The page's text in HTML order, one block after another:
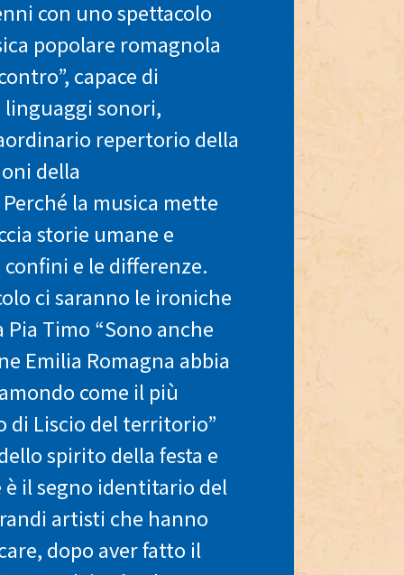
con uno spettacolo
popolare romagnola
capace di
sonori,
repertorio della
della
la musica mette
storie umane e
e le differenze.
ci saranno le ironiche
Timo “Sono anche
Emilia Romagna abbia
come il più
di Liscio del territorio”
spirito della festa e
il segno identitario del
artisti che hanno
dopo aver fatto il